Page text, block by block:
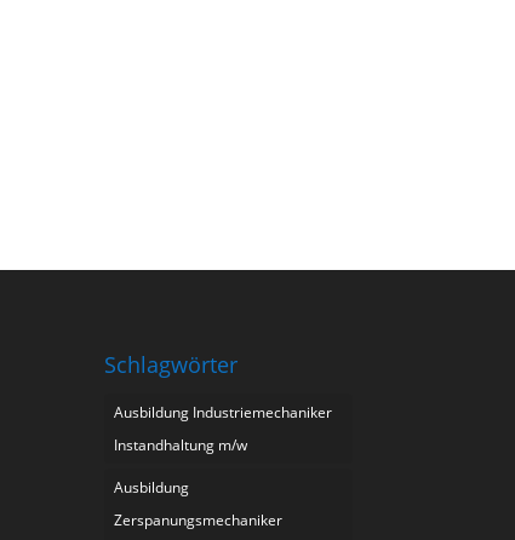
Schlagwörter
Ausbildung Industriemechaniker
Instandhaltung m/w
Ausbildung
Zerspanungsmechaniker